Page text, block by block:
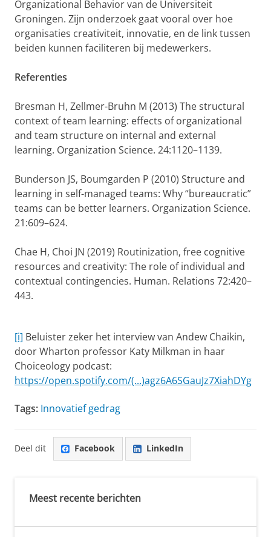
Organizational Behavior van de Universiteit
Groningen. Zijn onderzoek gaat vooral over hoe
organisaties creativiteit, innovatie, en de link tussen
beiden kunnen faciliteren bij medewerkers.
Referenties
Bresman H, Zellmer-Bruhn M (2013) The structural
context of team learning: effects of organizational
and team structure on internal and external
learning. Organization Science. 24:1120–1139.
Bunderson JS, Boumgarden P (2010) Structure and
learning in self-managed teams: Why “bureaucratic”
teams can be better learners. Organization Science.
21:609–624.
Chae H, Choi JN (2019) Routinization, free cognitive
resources and creativity: The role of individual and
contextual contingencies. Human. Relations 72:420–
443.
[i] Beluister zeker het interview van Andew Chaikin,
door Wharton professor Katy Milkman in haar
Choiceology podcast:
https://open.spotify.com/(...)agz6A6SGauJz7XiahDYg
Tags: Innovatief gedrag
Deel dit Facebook LinkedIn
Meest recente berichten